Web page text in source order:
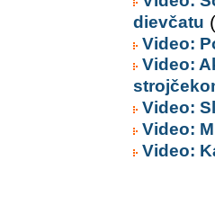
dievčatu
Video:
Video:
Video:
Video:
Video: